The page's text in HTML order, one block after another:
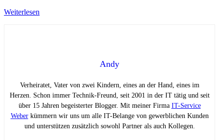
Weiterlesen
Andy
Verheiratet, Vater von zwei Kindern, eines an der Hand, eines im
Herzen. Schon immer Technik-Freund, seit 2001 in der IT tätig und seit
über 15 Jahren begeisterter Blogger. Mit meiner Firma IT-Service
Weberkümmern wir uns um alle IT-Belange von gewerblichen Kunden
und unterstützen zusätzlich sowohl Partner als auch Kollegen.